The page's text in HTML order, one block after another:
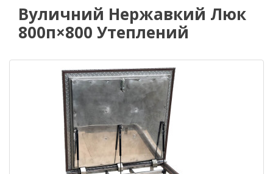
Вуличний Нержавкий Люк
800п×800 Утеплений